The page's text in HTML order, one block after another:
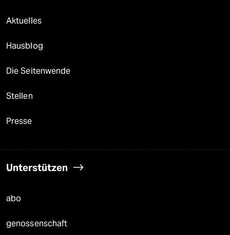
Aktuelles
Hausblog
Die Seitenwende
Stellen
Presse
Unterstützen
abo
genossenschaft